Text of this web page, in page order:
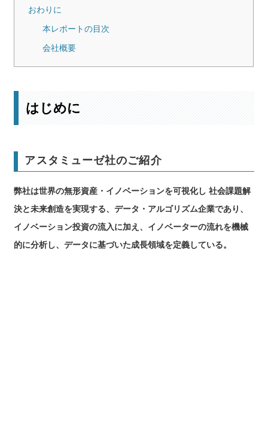
おわりに
本レポートの目次
会社概要
はじめに
アスタミューゼ社のご紹介
弊社は世界の無形資産・イノベーションを可視化し 社会課題解
決と未来創造を実現する、データ・アルゴリズム企業であり、
イノベーション投資の流入に加え、イノベーターの流れを機械
的に分析し、データに基づいた成⻑領域を定義している。